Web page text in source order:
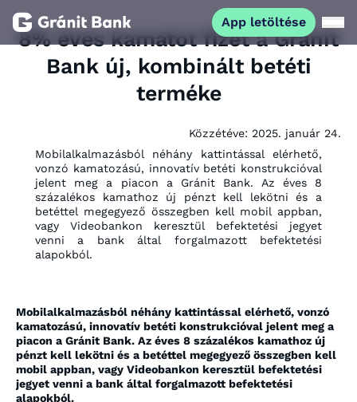
App letöltése
Magánszemélyeknek
Fiataloknak
Befektetőknek
Kapcsolat
Netbank App letöltése
8% éves kamatot fizet a Gránit
Bank új, kombinált betéti
terméke
Közzétéve: 2025. január 24.
Mobilalkalmazásból néhány kattintással elérhető,
vonzó kamatozású, innovatív betéti konstrukcióval
jelent meg a piacon a Gránit Bank. Az éves 8
százalékos kamathoz új pénzt kell lekötni és a
betéttel megegyező összegben kell mobil appban,
vagy Videobankon keresztül befektetési jegyet
venni a bank által forgalmazott befektetési
alapokból.
Mobilalkalmazásból néhány kattintással elérhető, vonzó
kamatozású, innovatív betéti konstrukcióval jelent meg a
piacon a Gránit Bank. Az éves 8 százalékos kamathoz új
pénzt kell lekötni és a betéttel megegyező összegben kell
mobil appban, vagy Videobankon keresztül befektetési
jegyet venni a bank által forgalmazott befektetési
alapokból.